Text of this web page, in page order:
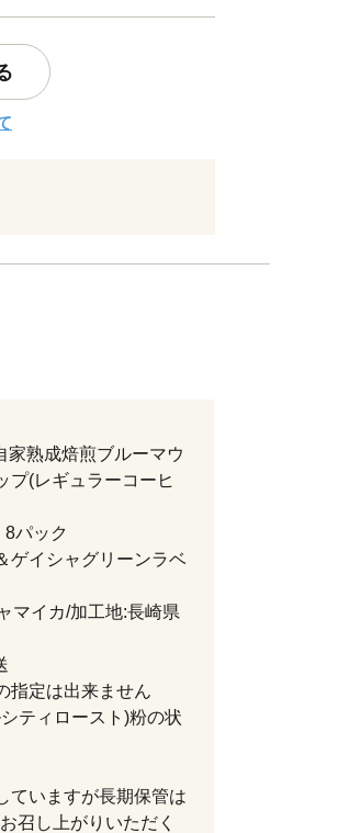
熟成焙煎ブルーマウ
(レギュラーコーヒ
パック
ゲイシャグリーンラベ
マイカ/加工地:長崎県
指定は出来ません
ティロースト)粉の状
ていますが長期保管は
召し上がりいただく